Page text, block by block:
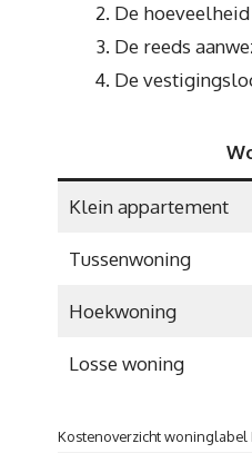
De
De reeds
De
Klein appartement
Tussenwoning
Hoekwoning
Losse woning
Kostenoverzicht woninglabel